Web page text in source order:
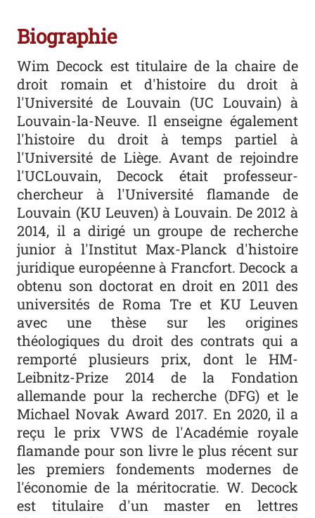
Biographie
Wim Decock est titulaire de la chaire de
droit romain et d'histoire du droit à
l'Université de Louvain (UC Louvain) à
Louvain-la-Neuve. Il enseigne également
l'histoire du droit à temps partiel à
l'Université de Liège. Avant de rejoindre
l'UCLouvain, Decock était professeur-
chercheur à l'Université flamande de
Louvain (KU Leuven) à Louvain. De 2012 à
2014, il a dirigé un groupe de recherche
junior à l'Institut Max-Planck d'histoire
juridique européenne à Francfort. Decock a
obtenu son doctorat en droit en 2011 des
universités de Roma Tre et KU Leuven
avec une thèse sur les origines
théologiques du droit des contrats qui a
remporté plusieurs prix, dont le HM-
Leibnitz-Prize 2014 de la Fondation
allemande pour la recherche (DFG) et le
Michael Novak Award 2017. En 2020, il a
reçu le prix VWS de l'Académie royale
flamande pour son livre le plus récent sur
les premiers fondements modernes de
l'économie de la méritocratie. W. Decock
est titulaire d'un master en lettres